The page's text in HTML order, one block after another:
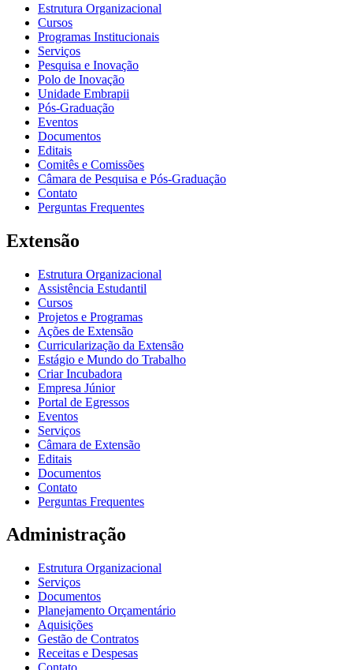
Estrutura Organizacional
Cursos
Programas Institucionais
Serviços
Pesquisa e Inovação
Polo de Inovação
Unidade Embrapii
Pós-Graduação
Eventos
Documentos
Editais
Comitês e Comissões
Câmara de Pesquisa e Pós-Graduação
Contato
Perguntas Frequentes
Extensão
Estrutura Organizacional
Assistência Estudantil
Cursos
Projetos e Programas
Ações de Extensão
Curricularização da Extensão
Estágio e Mundo do Trabalho
Criar Incubadora
Empresa Júnior
Portal de Egressos
Eventos
Serviços
Câmara de Extensão
Editais
Documentos
Contato
Perguntas Frequentes
Administração
Estrutura Organizacional
Serviços
Documentos
Planejamento Orçamentário
Aquisições
Gestão de Contratos
Receitas e Despesas